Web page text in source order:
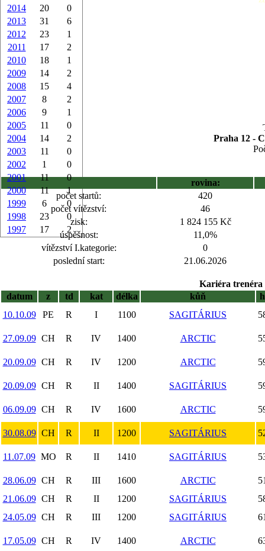
2014
20
0
2013
31
6
2012
23
1
2011
17
2
2010
18
1
2009
14
2
2008
15
4
2007
8
2
2006
9
1
2005
11
0
2004
14
2
2003
11
0
2002
1
0
2001
11
0
2000
11
1
1999
6
0
1998
23
0
1997
17 2
Praha 12 -
rovina:
počet startů:
420
počet vítězství:
46
zisk:
1 824 155 Kč
úspěšnost:
11,0%
vítězství I.kategorie:
0
poslední start:
21.06.2026
Kariéra trenéra
datum
z td kat délka kůň
10.10.09
PE R I 1100 SAGITÁRIUS
27.09.09 CH R IV 1400 ARCTIC
20.09.09 CH R IV 1200 ARCTIC
20.09.09 CH R II 1400 SAGITÁRIUS
06.09.09 CH R IV 1600 ARCTIC
30.08.09 CH R II 1200 SAGITÁRIUS
11.07.09 MO R II 1410 SAGITÁRIUS
28.06.09 CH R III 1600 ARCTIC
21.06.09 CH R II 1200 SAGITÁRIUS
24.05.09 CH R III 1200 SAGITÁRIUS
17.05.09 CH R IV 1400 ARCTIC